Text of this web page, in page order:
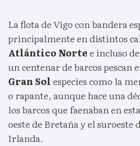
La flota de Vigo con bandera
principalmente en distintos
Atlántico Nortee incluso
un centenar de barcos pescan
Gran Solespecies como la
o rapante, aunque hace una
los barcos que faenaban en
oeste de Bretaña y el suroeste
Irlanda.